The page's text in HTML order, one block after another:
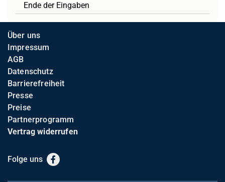
Ende der Eingaben
Über uns
Impressum
AGB
Datenschutz
Barrierefreiheit
Presse
Preise
Partnerprogramm
Vertrag widerrufen
Folge uns Facebook